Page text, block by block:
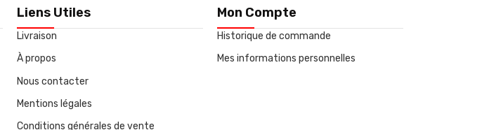
Liens Utiles
Livraison
À propos
Nous contacter
Mentions légales
Conditions générales de vente
Mon Compte
Historique de commande
Mes informations personnelles